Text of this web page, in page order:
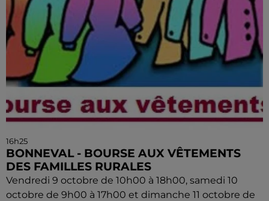
16h25
BONNEVAL - BOURSE AUX VÊTEMENTS
DES FAMILLES RURALES
Vendredi 9 octobre de 10h00 à 18h00, samedi 10
octobre de 9h00 à 17h00 et dimanche 11 octobre de